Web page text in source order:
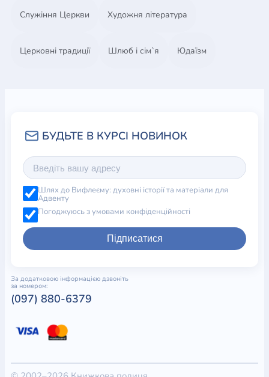
Служіння Церкви Художня література
Церковні традиції Шлюб і сім`я Юдаїзм
Шлях до Вифлеєму: духовні історії та матеріали для
Адвенту
Погоджуюсь з умовами конфіденційності
Підписатися
За додатковою інформацією дзвоніть
за номером:
(097) 880-6379